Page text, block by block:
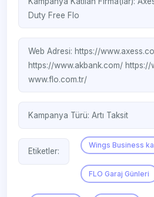
Duty Free Flo
Web Adresi: https://
https://www.akbank.com/ https://
www.flo.com.tr/
Kampanya Türü:Artı Taksit
Etiketler:
Wings Business
FLO Garaj Günleri